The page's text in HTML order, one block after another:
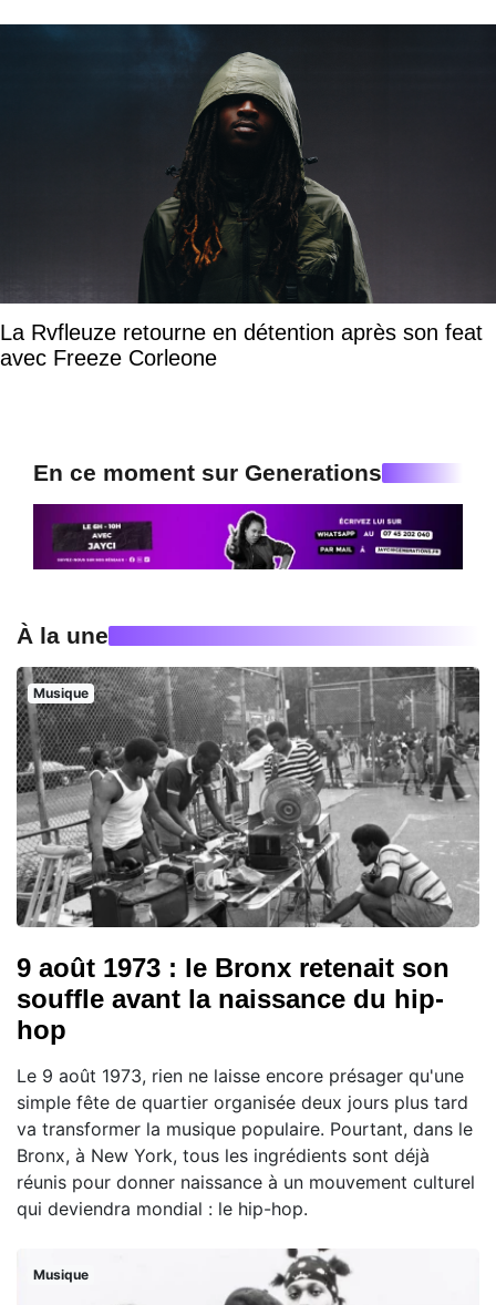
La Rvfleuze retourne en détention après son feat
avec Freeze Corleone
En ce moment sur Generations
À la une
Musique
9 août 1973 : le Bronx retenait son
souffle avant la naissance du hip-
hop
Le 9 août 1973, rien ne laisse encore présager qu'une
simple fête de quartier organisée deux jours plus tard
va transformer la musique populaire. Pourtant, dans le
Bronx, à New York, tous les ingrédients sont déjà
réunis pour donner naissance à un mouvement culturel
qui deviendra mondial : le hip-hop.
Musique